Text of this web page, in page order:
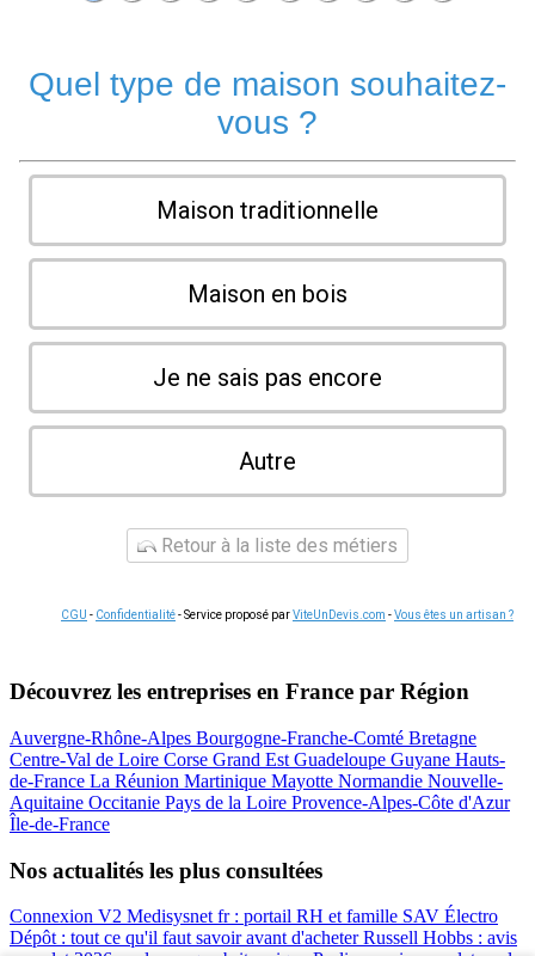
Quel type de maison souhaitez-
vous ?
Maison traditionnelle
Maison en bois
Je ne sais pas encore
Autre
Retour à la liste des métiers
CGU - Confidentialité- Service proposé parViteUnDevis.com -Vous êtes un artisan ?
Découvrez les entreprises en France par Région
Auvergne-Rhône-Alpes Bourgogne-Franche-Comté Bretagne
Centre-Val de Loire Corse Grand Est Guadeloupe Guyane Hauts-
de-France La Réunion Martinique Mayotte Normandie Nouvelle-
Aquitaine Occitanie Pays de la Loire Provence-Alpes-Côte d'Azur
Île-de-France
Nos actualités les plus consultées
Connexion V2 Medisysnet fr : portail RH et famille SAV Électro
Dépôt : tout ce qu'il faut savoir avant d'acheterRussell Hobbs : avis